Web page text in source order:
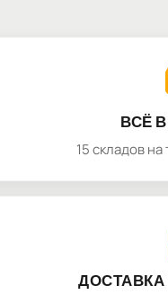
ВСЁ
15 складов